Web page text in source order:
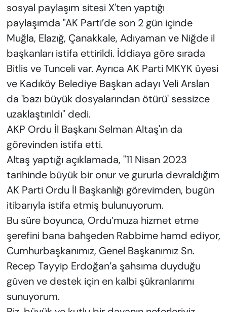
sosyal paylaşım sitesi X'ten yaptığı
paylaşımda "AK Parti’de son 2 gün içinde
Muğla, Elazığ, Çanakkale, Adıyaman ve Niğde il
başkanları istifa ettirildi. İddiaya göre sırada
Bitlis ve Tunceli var. Ayrıca AK Parti MKYK üyesi
ve Kadıköy Belediye Başkan adayı Veli Arslan
da 'bazı büyük dosyalarından ötürü' sessizce
uzaklaştırıldı" dedi.
AKP Ordu İl Başkanı Selman Altaş'ın da
görevinden istifa etti.
Altaş yaptığı açıklamada, "11 Nisan 2023
tarihinde büyük bir onur ve gururla devraldığım
AK Parti Ordu İl Başkanlığı görevimden, bugün
itibarıyla istifa etmiş bulunuyorum.
Bu süre boyunca, Ordu’muza hizmet etme
şerefini bana bahşeden Rabbime hamd ediyor,
Cumhurbaşkanımız, Genel Başkanımız Sn.
Recep Tayyip Erdoğan’a şahsıma duyduğu
güven ve destek için en kalbi şükranlarımı
sunuyorum.